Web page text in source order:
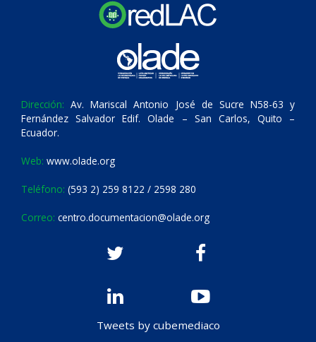
Dirección: Av. Mariscal Antonio José de Sucre N58-63 y
Fernández Salvador Edif. Olade – San Carlos, Quito –
Ecuador.
Web: www.olade.org
Teléfono: (593 2) 259 8122 / 2598 280
Correo: centro.documentacion@olade.org
Tweets by cubemediaco